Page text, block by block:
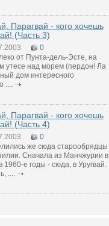
Парагвай - кого хочешь
(Часть 3)
0
от Пунта-дель-Эсте, на
утесе над морем (пердон! Ла
дом интересного
....
Парагвай - кого хочешь
(Часть 4)
0
же сюда старообрядцы
Сначала из Манчжурии в
е годы - сюда, в Уругвай.
....